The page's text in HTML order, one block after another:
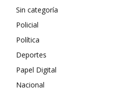
Sin categoría
Policial
Política
Deportes
Papel Digital
Nacional